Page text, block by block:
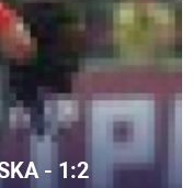
- 1:2